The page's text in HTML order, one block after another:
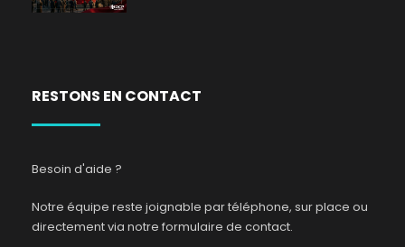
RESTONS EN CONTACT
Besoin d'aide ?
Notre équipe reste joignable par téléphone, sur place ou
directement via notre formulaire de contact.